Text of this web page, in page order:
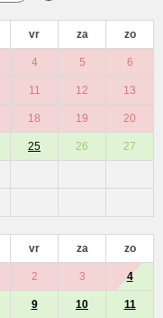
vr za zo
4 5 6
11 12 13
18 19 20
25 26 27
vr za zo
2 3 4
9 10 11